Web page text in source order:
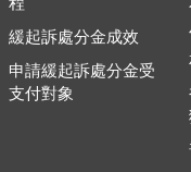
程
緩起訴處分金成效
申請緩起訴處分金受
支付對象